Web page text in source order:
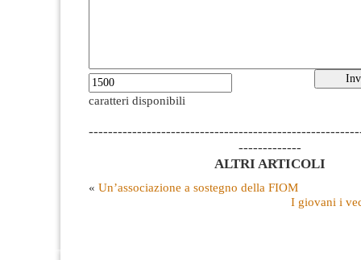
caratteri disponibili
-------------
ALTRI ARTICOLI
« Un’associazione a sostegno della FIOM
I giovani i